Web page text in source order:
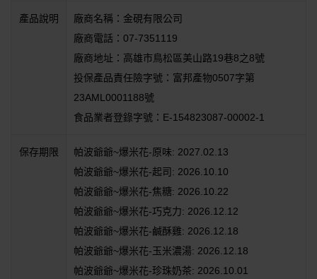
產品說明
廠商名稱：金硯有限公司
廠商電話：07-7351119
廠商地址：高雄市鳥松區美山路19巷8之8號
投保產品責任險字號：富邦產物0507字第
23AML0001188號
食品業者登錄字號：E-154823087-00002-1
保存期限
帕波爺爺~爆米花-原味: 2027.02.13
帕波爺爺~爆米花-起司: 2026.10.10
帕波爺爺~爆米花-焦糖: 2026.10.22
帕波爺爺~爆米花-巧克力: 2026.12.12
帕波爺爺~爆米花-鹹酥雞: 2026.12.18
帕波爺爺~爆米花-玉米濃湯: 2026.12.18
帕波爺爺~爆米花-珍珠奶茶: 2026.10.01